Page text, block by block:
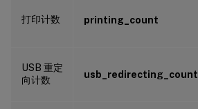
打印计数 printing_count
USB 重定
向计数
usb_redirecting_count